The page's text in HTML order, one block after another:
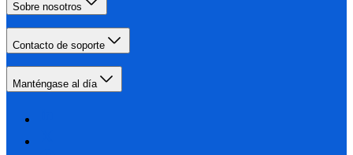
Sobre nosotros
Contacto de soporte
Manténgase al día